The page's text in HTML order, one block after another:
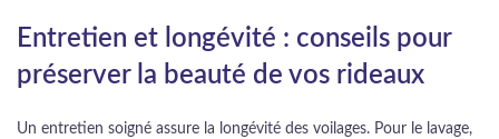
Entretien et longévité : conseils pour
préserver la beauté de vos rideaux
Un entretien soigné assure la longévité des voilages. Pour le lavage,